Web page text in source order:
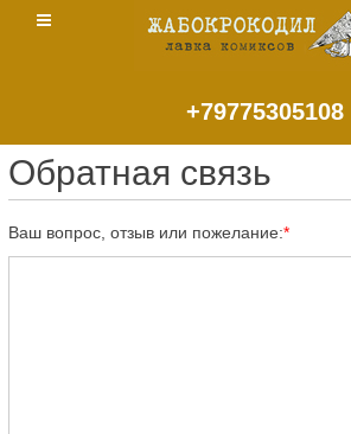
+79775305108
Обратная связь
Ваш вопрос, отзыв или пожелание: